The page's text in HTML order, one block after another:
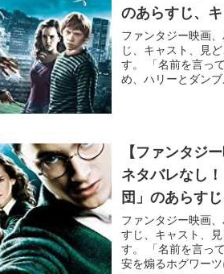
のあらすじ、
ファンタジー映画
じ、キャスト、見
す。 「名前を言っ
め、ハリーとダン
【ファンタジ
ネタバレなし
団」のあらす
ファンタジー映画
すじ、キャスト、
す。 「名前を言っ
安を煽るホグワー